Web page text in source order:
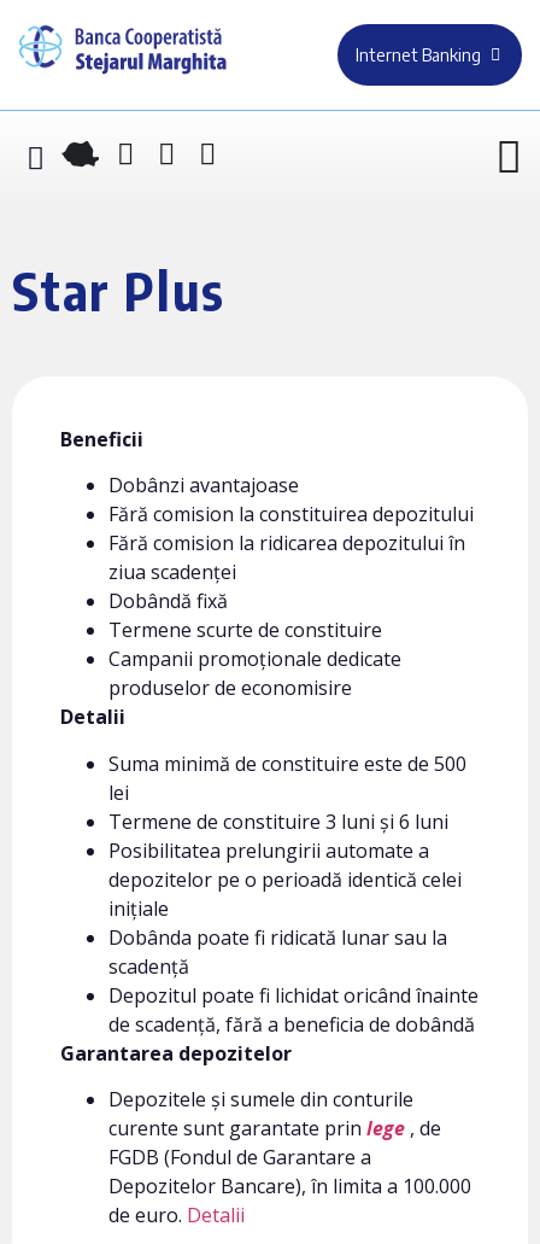
Internet Banking
Star Plus
Beneficii
Dobânzi avantajoase
Fără comision la constituirea depozitului
Fără comision la ridicarea depozitului în
ziua scadenței
Dobândă fixă
Termene scurte de constituire
Campanii promoționale dedicate
produselor de economisire
Detalii
Suma minimă de constituire este de 500
lei
Termene de constituire 3 luni și 6 luni
Posibilitatea prelungirii automate a
depozitelor pe o perioadă identică celei
inițiale
Dobânda poate fi ridicată lunar sau la
scadență
Depozitul poate fi lichidat oricând înainte
de scadență, fără a beneficia de dobândă
Garantarea depozitelor
Depozitele și sumele din conturile
curente sunt garantate prin lege , de
FGDB (Fondul de Garantare a
Depozitelor Bancare), în limita a 100.000
de euro. Detalii